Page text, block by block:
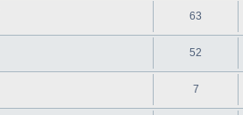
63
52
7